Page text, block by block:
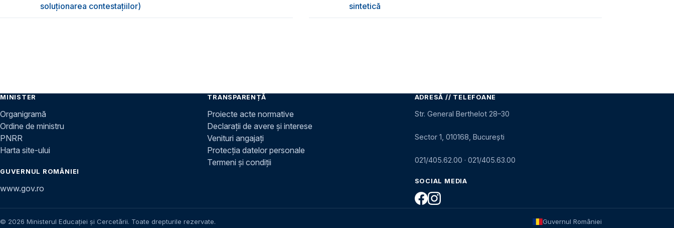
soluționarea contestațiilor)
sintetică
MINISTER
Organigramă
Ordine de ministru
PNRR
Harta site-ului
GUVERNUL ROMÂNIEI
www.gov.ro
TRANSPARENȚĂ
Proiecte acte normative
Declarații de avere și interese
Venituri angajați
Protecția datelor personale
Termeni și condiții
ADRESĂ // TELEFOANE
Str. General Berthelot 28–30
Sector 1, 010168, București
021/405.62.00 · 021/405.63.00
SOCIAL MEDIA
© 2026 Ministerul Educației și Cercetării. Toate drepturile rezervate. Guvernul României